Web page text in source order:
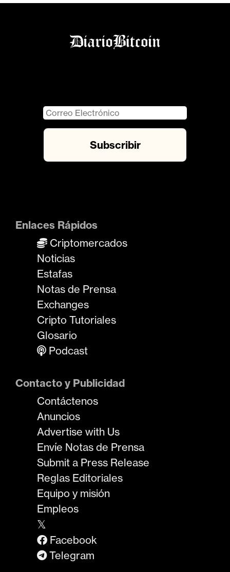
Enlaces Rápidos
Criptomercados
Noticias
Estafas
Notas de Prensa
Exchanges
Cripto Tutoriales
Glosario
Podcast
Contacto y Publicidad
Contáctenos
Anuncios
Advertise with Us
Envíe Notas de Prensa
Submit a Press Release
Reglas Editoriales
Equipo y misión
Empleos
𝕏
Facebook
Telegram